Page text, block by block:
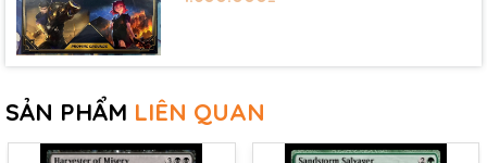
SẢN PHẨM LIÊN QUAN